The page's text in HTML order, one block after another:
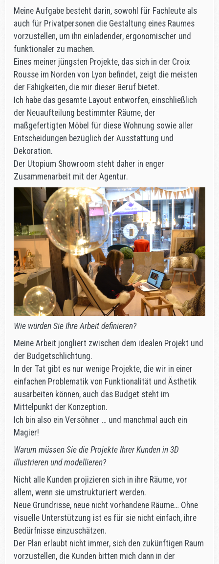
Meine Aufgabe besteht darin, sowohl für Fachleute als
auch für Privatpersonen die Gestaltung eines Raumes
vorzustellen, um ihn einladender, ergonomischer und
funktionaler zu machen.
Eines meiner jüngsten Projekte, das sich in der Croix
Rousse im Norden von Lyon befindet, zeigt die meisten
der Fähigkeiten, die mir dieser Beruf bietet.
Ich habe das gesamte Layout entworfen, einschließlich
der Neuaufteilung bestimmter Räume, der
maßgefertigten Möbel für diese Wohnung sowie aller
Entscheidungen bezüglich der Ausstattung und
Dekoration.
Der Utopium Showroom steht daher in enger
Zusammenarbeit mit der Agentur.
Wie würden Sie Ihre Arbeit definieren?
Meine Arbeit jongliert zwischen dem idealen Projekt und
der Budgetschlichtung.
In der Tat gibt es nur wenige Projekte, die wir in einer
einfachen Problematik von Funktionalität und Ästhetik
ausarbeiten können, auch das Budget steht im
Mittelpunkt der Konzeption.
Ich bin also ein Versöhner … und manchmal auch ein
Magier!
Warum müssen Sie die Projekte Ihrer Kunden in 3D
illustrieren und modellieren?
Nicht alle Kunden projizieren sich in ihre Räume, vor
allem, wenn sie umstrukturiert werden.
Neue Grundrisse, neue nicht vorhandene Räume… Ohne
visuelle Unterstützung ist es für sie nicht einfach, ihre
Bedürfnisse einzuschätzen.
Der Plan erlaubt nicht immer, sich den zukünftigen Raum
vorzustellen, die Kunden bitten mich dann in der